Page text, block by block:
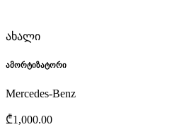
ახალი
ამორტიზატორი
Mercedes-Benz
₾1,000.00